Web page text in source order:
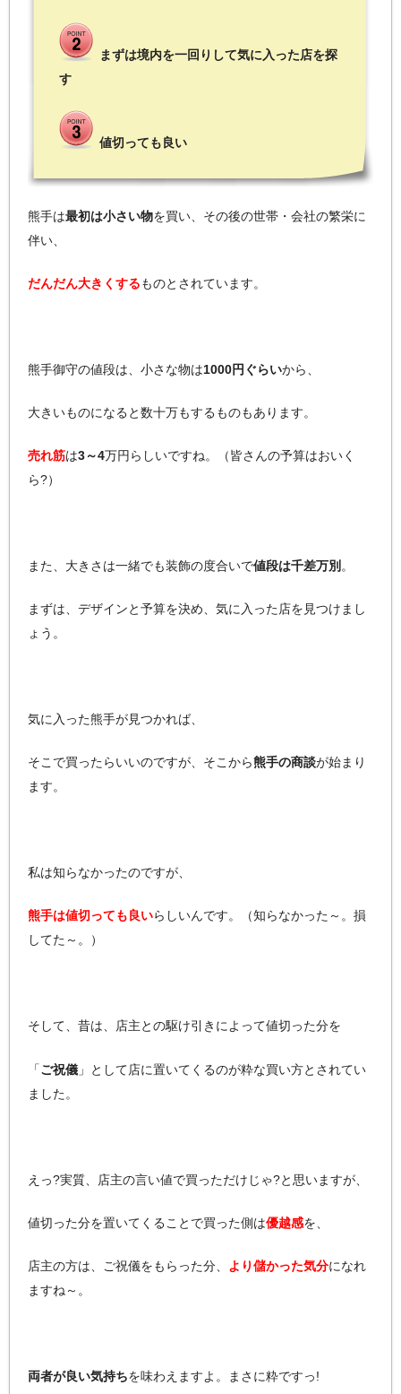
まずは境内を一回りして気に入った店を探
す
値切っても良い
熊手は最初は小さい物を買い、その後の世帯・会社の繁栄に
伴い、
だんだん大きくするものとされています。
熊手御守の値段は、小さな物は1000円ぐらいから、
大きいものになると数十万もするものもあります。
売れ筋は3～4万円らしいですね。（皆さんの予算はおいく
ら?）
また、大きさは一緒でも装飾の度合いで値段は千差万別 。
まずは、デザインと予算を決め、気に入った店を見つけまし
ょう。
気に入った熊手が見つかれば、
そこで買ったらいいのですが、そこから熊手の商談が始まり
ます。
私は知らなかったのですが、
熊手は値切っても良いらしいんです。（知らなかった～。損
してた～。）
そして、昔は、店主との駆け引きによって値切った分を
「ご祝儀 」として店に置いてくるのが粋な買い方とされてい
ました。
えっ?実質、店主の言い値で買っただけじゃ?と思いますが、
値切った分を置いてくることで買った側は優越感を、
店主の方は、ご祝儀をもらった分、 より儲かった気分になれ
ますね～。
両者が良い気持ちを味わえますよ。まさに粋ですっ!